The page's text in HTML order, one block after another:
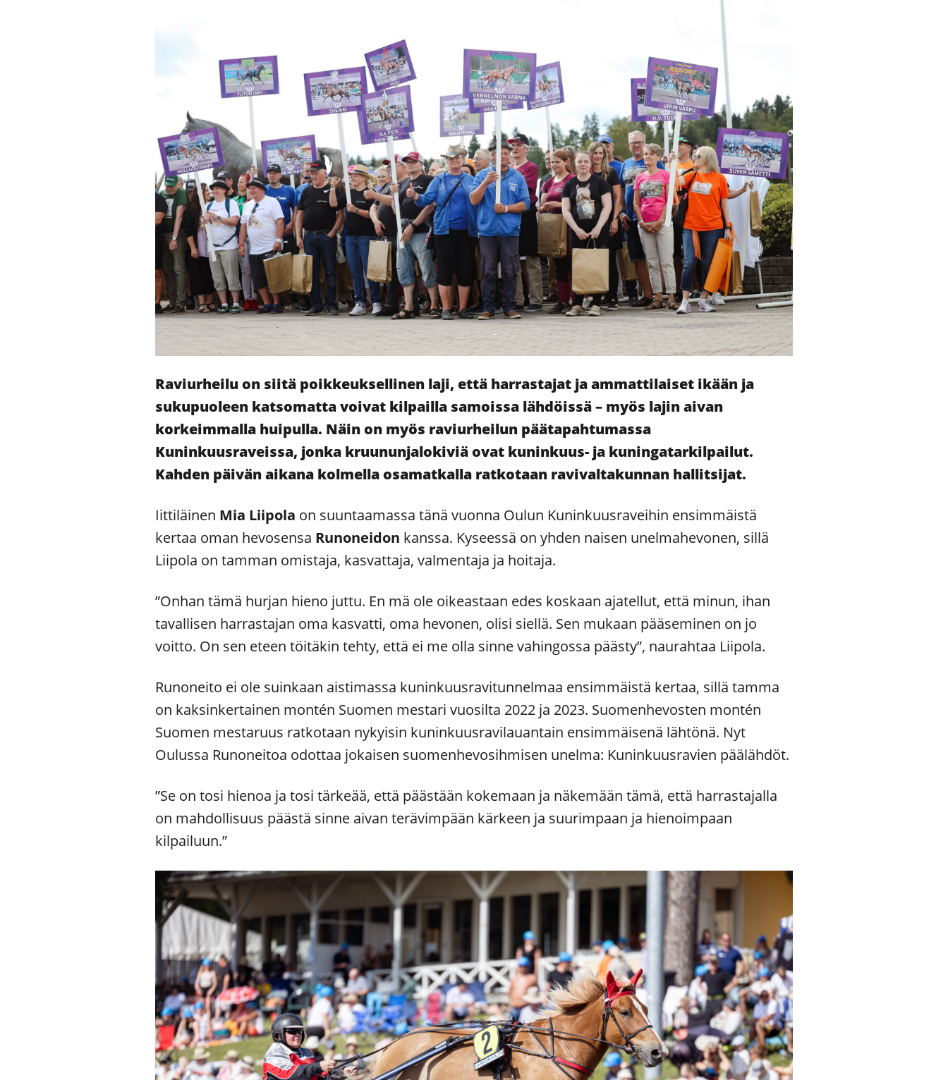
Raviurheilu on siitä poikkeuksellinen laji, että harrastajat ja ammattilaiset ikään ja
sukupuoleen katsomatta voivat kilpailla samoissa lähdöissä – myös lajin aivan
korkeimmalla huipulla. Näin on myös raviurheilun päätapahtumassa
Kuninkuusraveissa, jonka kruununjalokiviä ovat kuninkuus- ja kuningatarkilpailut.
Kahden päivän aikana kolmella osamatkalla ratkotaan ravivaltakunnan hallitsijat.
Iittiläinen Mia Liipola on suuntaamassa tänä vuonna Oulun Kuninkuusraveihin ensimmäistä
kertaa oman hevosensa Runoneidon kanssa. Kyseessä on yhden naisen unelmahevonen, sillä
Liipola on tamman omistaja, kasvattaja, valmentaja ja hoitaja.
”Onhan tämä hurjan hieno juttu. En mä ole oikeastaan edes koskaan ajatellut, että minun, ihan
tavallisen harrastajan oma kasvatti, oma hevonen, olisi siellä. Sen mukaan pääseminen on jo
voitto. On sen eteen töitäkin tehty, että ei me olla sinne vahingossa päästy”, naurahtaa Liipola.
Runoneito ei ole suinkaan aistimassa kuninkuusravitunnelmaa ensimmäistä kertaa, sillä tamma
on kaksinkertainen montén Suomen mestari vuosilta 2022 ja 2023. Suomenhevosten montén
Suomen mestaruus ratkotaan nykyisin kuninkuusravilauantain ensimmäisenä lähtönä. Nyt
Oulussa Runoneitoa odottaa jokaisen suomenhevosihmisen unelma: Kuninkuusravien päälähdöt.
”Se on tosi hienoa ja tosi tärkeää, että päästään kokemaan ja näkemään tämä, että harrastajalla
on mahdollisuus päästä sinne aivan terävimpään kärkeen ja suurimpaan ja hienoimpaan
kilpailuun.”